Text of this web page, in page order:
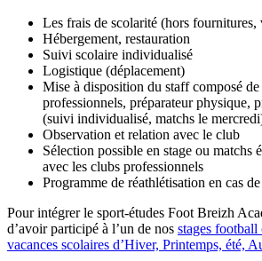
Les frais de scolarité (hors
Hébergement, restauration
Suivi scolaire individualisé
Logistique (déplacement)
Mise à disposition du staff composé
professionnels, préparateur physique,
(suivi individualisé, matchs le
Observation et relation avec le club
Sélection possible en stage ou matchs
avec les clubs professionnels
Programme de réathlétisation en cas
Pour intégrer le sport-études Foot Breizh
d’avoir participé à l’un de nos stages football
vacances scolaires d’Hiver, Printemps, été,